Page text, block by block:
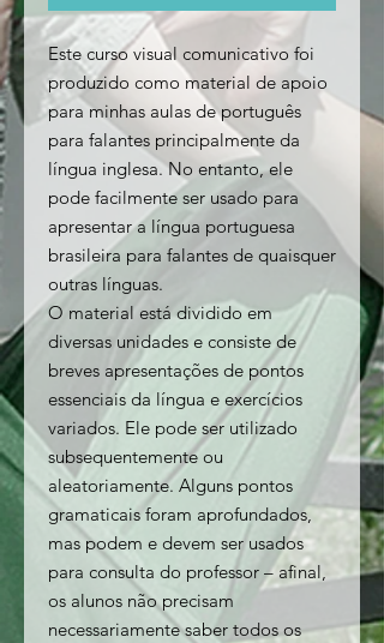
Este curso visual comunicativo foi
produzido como material de apoio
para minhas aulas de português
para falantes principalmente da
língua inglesa. No entanto, ele
pode facilmente ser usado para
apresentar a língua portuguesa
brasileira para falantes de quaisquer
outras línguas.
O material está dividido em
diversas unidades e consiste de
breves apresentações de pontos
essenciais da língua e exercícios
variados. Ele pode ser utilizado
subsequentemente ou
aleatoriamente. Alguns pontos
gramaticais foram aprofundados,
mas podem e devem ser usados
para consulta do professor – afinal,
os alunos não precisam
necessariamente saber todos os